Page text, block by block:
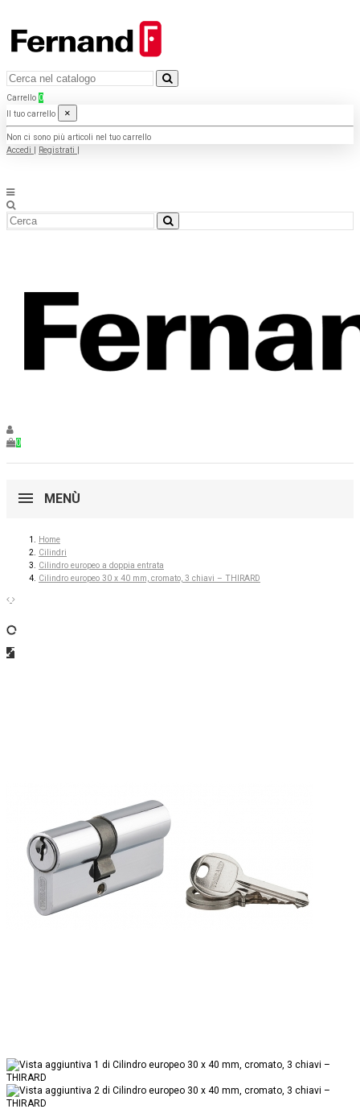
Carrello 0
Il tuo carrello
×
Non ci sono più articoli nel tuo carrello
Accedi
Registrati
0
MENÙ
Home
Cilindri
Cilindro europeo a doppia entrata
Cilindro europeo 30 x 40 mm, cromato, 3 chiavi – THIRARD